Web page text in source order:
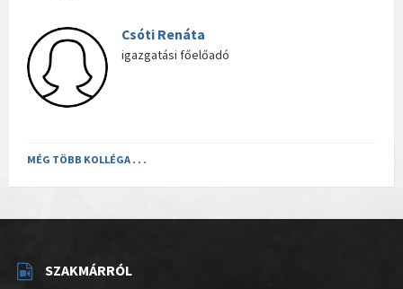
Csóti Renáta
igazgatási főelőadó
MÉG TÖBB KOLLÉGA . . .
SZAKMÁRRÓL